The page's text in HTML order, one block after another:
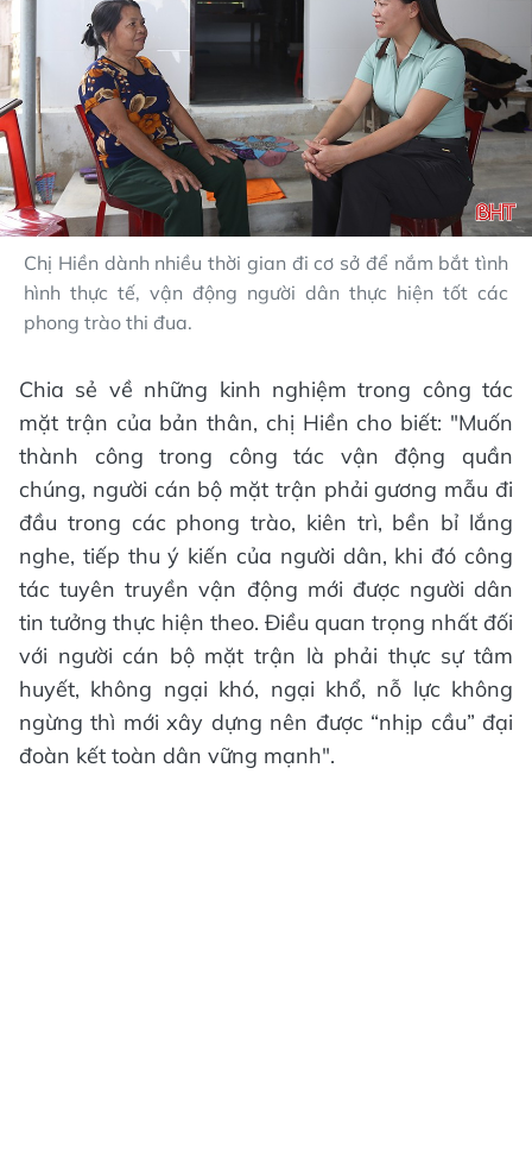
Chị Hiền dành nhiều thời gian đi cơ sở để nắm bắt tình
hình thực tế, vận động người dân thực hiện tốt các
phong trào thi đua.
Chia sẻ về những kinh nghiệm trong công tác
mặt trận của bản thân, chị Hiền cho biết: "Muốn
thành công trong công tác vận động quần
chúng, người cán bộ mặt trận phải gương mẫu đi
đầu trong các phong trào, kiên trì, bền bỉ lắng
nghe, tiếp thu ý kiến của người dân, khi đó công
tác tuyên truyền vận động mới được người dân
tin tưởng thực hiện theo. Điều quan trọng nhất đối
với người cán bộ mặt trận là phải thực sự tâm
huyết, không ngại khó, ngại khổ, nỗ lực không
ngừng thì mới xây dựng nên được “nhịp cầu” đại
đoàn kết toàn dân vững mạnh".